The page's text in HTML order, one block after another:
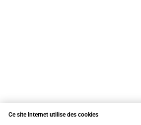
Ce site Internet utilise des cookies